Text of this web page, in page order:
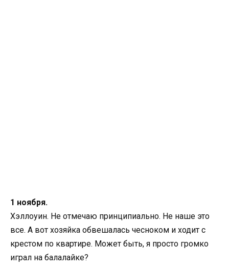
1 ноября.
Хэллоуин. Не отмечаю принципиально. Не наше это
все. А вот хозяйка обвешалась чесноком и ходит с
крестом по квартире. Может быть, я просто громко
играл на балалайке?